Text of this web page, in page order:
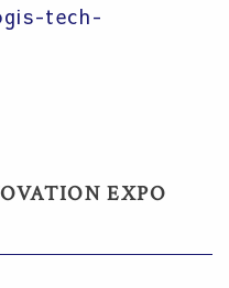
tech-
EXPO